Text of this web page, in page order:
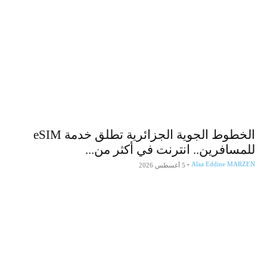
الخطوط الجوية الجزائرية تطلق خدمة eSIM
للمسافرين.. انترنت في أكثر من...
Alaa Eddine MARZEN
- 5 أغسطس 2026